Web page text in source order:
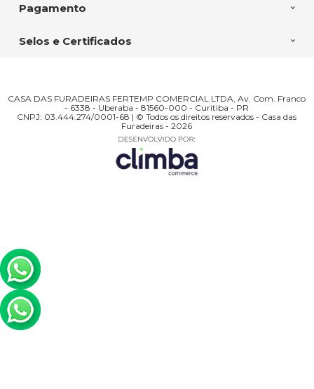
Pagamento
Selos e Certificados
CASA DAS FURADEIRAS FERTEMP COMERCIAL LTDA, Av. Com. Franco
- 6338 - Uberaba - 81560-000 - Curitiba - PR
CNPJ: 03.444.274/0001-68 | © Todos os direitos reservados - Casa das
Furadeiras - 2026